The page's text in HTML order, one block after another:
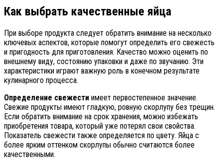
Как выбрать качественные яйца
При выборе продукта следует обратить внимание на несколько
ключевых аспектов, которые помогут определить его свежесть
и пригодность для приготовления. Качество можно оценить по
внешнему виду, состоянию упаковки и даже по звучанию. Эти
характеристики играют важную роль в конечном результате
кулинарного процесса.
Определение свежести имеет первостепенное значение.
Свежие продукты имеют гладкую, ровную скорлупу без трещин.
Если обратить внимание на срок хранения, можно избежать
приобретения товара, который уже потерял свои свойства.
Показатель свежести также определяется по цвету. Яйца с
более ярким оттенком скорлупы обычно считаются более
качественными.